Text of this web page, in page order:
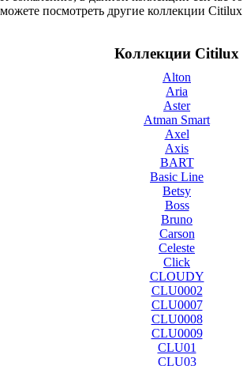
можете посмотреть другие коллекции Citilux
Коллекции Citilux
Alton
Aria
Aster
Atman Smart
Axel
Axis
BART
Basic Line
Betsy
Boss
Bruno
Carson
Celeste
Click
CLOUDY
CLU0002
CLU0007
CLU0008
CLU0009
CLU01
CLU03